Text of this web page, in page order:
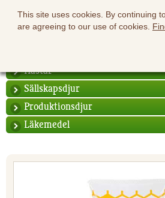
This site uses cookies. By continuing
are agreeing to our use of cookies.
Hästar
Sällskapsdjur
Produktionsdjur
Läkemedel